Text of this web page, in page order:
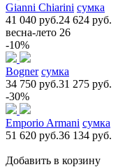
Gianni Chiarini сумка
41 040 руб.24 624 руб.
весна-лето 26
-10%
Bogner сумка
34 750 руб.31 275 руб.
-30%
Emporio Armani сумка
51 620 руб.36 134 руб.
Добавить в корзину